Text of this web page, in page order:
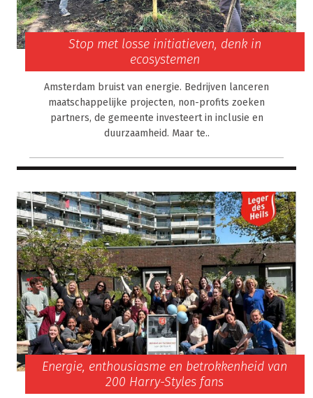
Stop met losse initiatieven, denk in
ecosystemen
Amsterdam bruist van energie. Bedrijven lanceren
maatschappelijke projecten, non-profits zoeken
partners, de gemeente investeert in inclusie en
duurzaamheid. Maar te..
Energie, enthousiasme en betrokkenheid van
200 Harry-Styles fans